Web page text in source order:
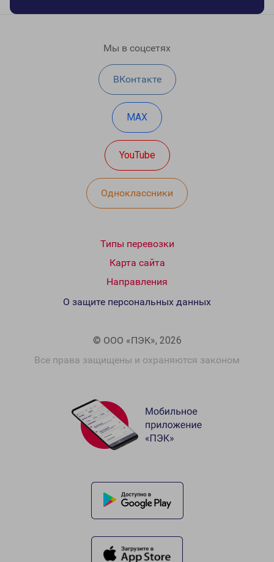
Мы в соцсетях
ВКонтакте
MAX
YouTube
Одноклассники
Типы перевозки
Карта сайта
Направления
© ООО «ПЭК», 2026
Все права защищены и охраняются законом
О защите персональных данных